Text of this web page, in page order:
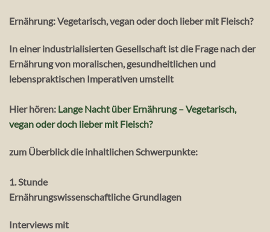
Ernährung: Vegetarisch, vegan oder doch lieber mit Fleisch?
In einer industrialisierten Gesellschaft ist die Frage nach der
Ernährung von moralischen, gesundheitlichen und
lebenspraktischen Imperativen umstellt
Hier hören: Lange Nacht über Ernährung – Vegetarisch,
vegan oder doch lieber mit Fleisch?
zum Überblick die inhaltlichen Schwerpunkte:
1. Stunde
Ernährungswissenschaftliche Grundlagen
Interviews mit